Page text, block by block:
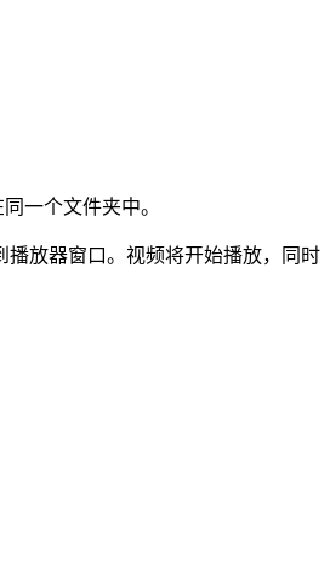
一个文件夹中。
播放器窗口。视频将开始播放，同时